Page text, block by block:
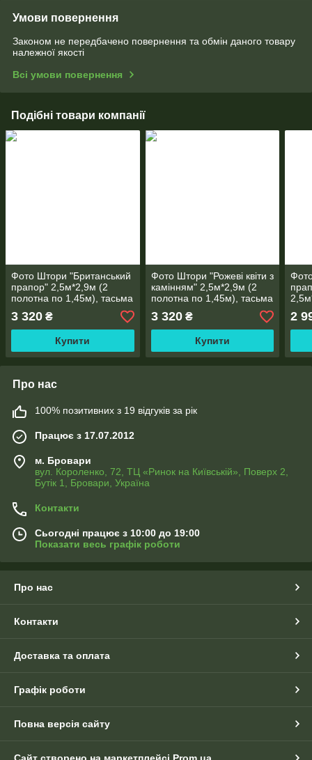
Умови повернення
Законом не передбачено повернення та обмін даного товару
належної якості
Всі умови повернення
Подібні товари компанії
Фото Штори "Британський
прапор" 2,5м*2,9м (2
полотна по 1,45м), тасьма
3 320 ₴
Купити
Фото Штори "Рожеві квіти з
камінням" 2,5м*2,9м (2
полотна по 1,45м), тасьма
3 320₴
Купити
2
Про нас
100% позитивних з 19 відгуків за рік
Працює з 17.07.2012
м. Бровари
вул. Короленко, 72, ТЦ «Ринок на Київській», Поверх 2,
Бутік 1, Бровари, Україна
Контакти
Сьогодні працює з 10:00 до 19:00
Показати весь графік роботи
Про нас
Контакти
Доставка та оплата
Графік роботи
Повна версія сайту